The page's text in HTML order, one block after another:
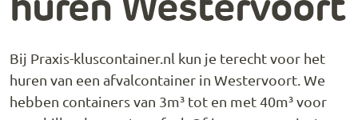
huren Westervoort
Bij Praxis-kluscontainer.nl kun je terecht voor het
huren van een afvalcontainer in Westervoort. We
hebben containers van 3m³ tot en met 40m³ voor